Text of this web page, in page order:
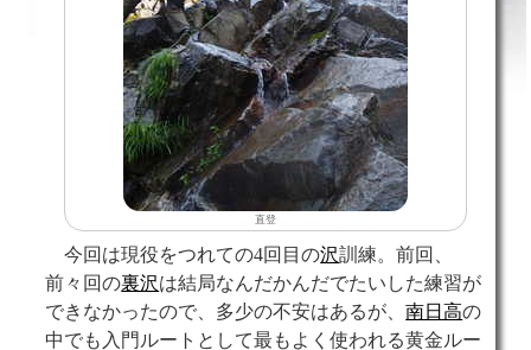
直登
今回は現役をつれての4回目の沢訓練。前回、
前々回の裏沢は結局なんだかんだでたいした練習が
できなかったので、多少の不安はあるが、南日高の
中でも入門ルートとして最もよく使われる黄金ルー